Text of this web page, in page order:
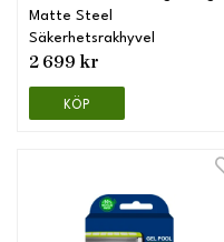
Matte Steel
Säkerhetsrakhyvel
2 699 kr
KÖP